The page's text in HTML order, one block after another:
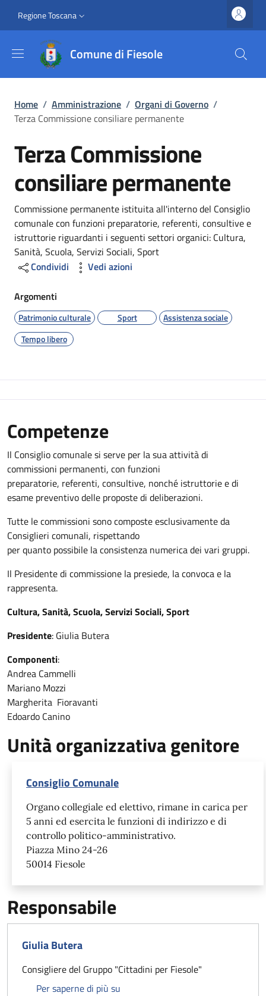
Slim top
Regione Toscana
Comune di Fiesole
Briciole di pane
Home / Amministrazione / Organi di Governo /
Terza Commissione consiliare permanente
Terza Commissione
consiliare permanente
Dettagli
Commissione permanente istituita all'interno del Consiglio
comunale con funzioni preparatorie, referenti, consultive e
istruttorie riguardanti i seguenti settori organici: Cultura,
Sanità, Scuola, Servizi Sociali, Sport
Condividi
Vedi azioni
Argomenti
Patrimonio culturale Sport
Assistenza sociale
Tempo libero
Competenze
Il Consiglio comunale si serve per la sua attività di
commissioni permanenti, con funzioni
preparatorie, referenti, consultive, nonché istruttorie e di
esame preventivo delle proposte di deliberazioni.
Tutte le commissioni sono composte esclusivamente da
Consiglieri comunali, rispettando
per quanto possibile la consistenza numerica dei vari gruppi.
Il Presidente di commissione la presiede, la convoca e la
rappresenta.
Cultura, Sanità, Scuola, Servizi Sociali, Sport
Presidente: Giulia Butera
Componenti:
Andrea Cammelli
Mariano Mozzi
Margherita Fioravanti
Edoardo Canino
Unità organizzativa genitore
Consiglio Comunale
Organo collegiale ed elettivo, rimane in carica per
5 anni ed esercita le funzioni di indirizzo e di
controllo politico-amministrativo.
Piazza Mino 24-26
50014 Fiesole
Responsabile
Giulia Butera
Consigliere del Gruppo "Cittadini per Fiesole"
Per saperne di più su